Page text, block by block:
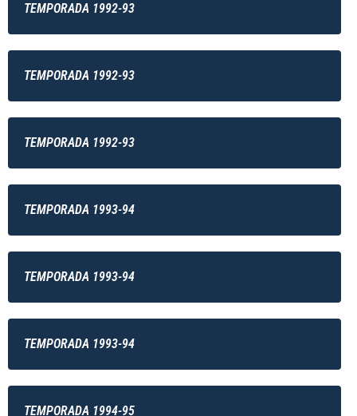
TEMPORADA 1992-93
TEMPORADA 1992-93
TEMPORADA 1992-93
TEMPORADA 1993-94
TEMPORADA 1993-94
TEMPORADA 1993-94
TEMPORADA 1994-95